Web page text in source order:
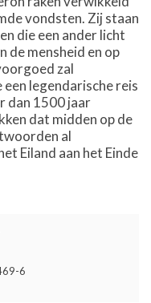
vondsten. Zij staan
die een ander licht
de mensheid en op
zal
legendarische reis
dan 1500 jaar
dat midden op de
al
Eiland aan het Einde
6